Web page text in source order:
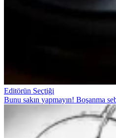
Editörün Seçtiği
Bunu sakın yapmayın! Boşanma